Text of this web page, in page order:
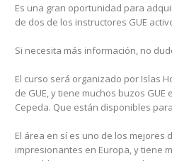
Es una gran oportunidad para
de dos de los instructores GUE
Si necesita más información, no
El curso será organizado por Islas
de GUE, y tiene muchos buzos
Cepeda. Que están disponibles
El área en sí es uno de los mejores
impresionantes en Europa, y tiene